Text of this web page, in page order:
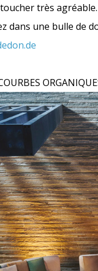
très
dans une bulle de